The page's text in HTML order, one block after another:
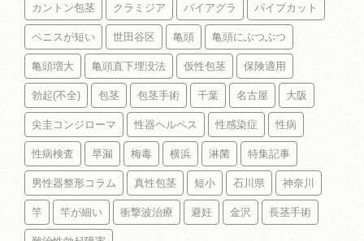
カントン包茎 クラミジア バイアグラ パイプカット
ペニスが短い 世田谷区 亀頭 亀頭にぶつぶつ
亀頭増大 亀頭直下埋没法 仮性包茎 保険適用
勃起(不全) 包茎 包茎手術 千葉 名古屋 大阪
尖圭コンジローマ 性器ヘルペス 性感染症 性病
性病検査 早漏 梅毒 横浜 淋菌 特集記事
男性器整形コラム 真性包茎 短小 石川県 神奈川
竿 竿が細い 衝撃波治療 避妊 金沢 長茎手術